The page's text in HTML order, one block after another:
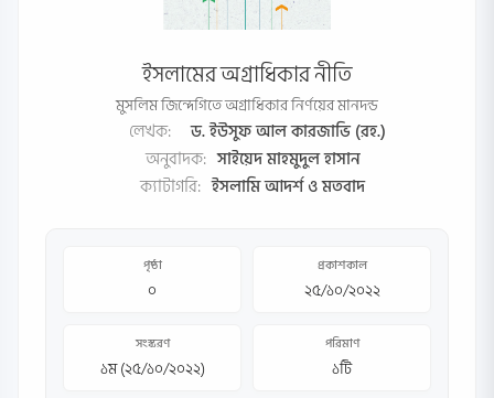
ইসলামের অগ্রাধিকার নীতি
মুসলিম জিন্দেগিতে অগ্রাধিকার নির্ণয়ের মানদন্ড
লেখক:
ড. ইউসুফ আল কারজাভি (রহ.)
অনুবাদক: সাইয়েদ মাহমুদুল হাসান
ক্যাটাগরি: ইসলামি আদর্শ ও মতবাদ
পৃষ্ঠা
০
প্রকাশকাল
২৫/১০/২০২২
সংস্করণ
১ম (২৫/১০/২০২২)
পরিমাণ
১টি